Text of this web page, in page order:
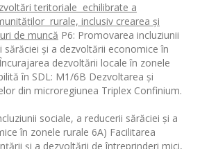
teritoriale echilibrate a
rurale, inclusiv crearea și
de muncă P6: Promovarea incluziunii
sărăciei și a dezvoltării economice în
dezvoltării locale în zonele
în SDL: M1/6B Dezvoltarea și
din microregiunea Triplex Confinium.
sociale, a reducerii sărăciei și a
în zonele rurale 6A) Facilitarea
și a dezvoltării de întreprinderi mici,